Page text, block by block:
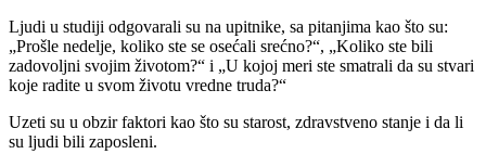
Ljudi u studiji odgovarali su na upitnike, sa pitanjima kao što su:
„Prošle nedelje, koliko ste se osećali srećno?“, „Koliko ste bili
zadovoljni svojim životom?“ i „U kojoj meri ste smatrali da su stvari
koje radite u svom životu vredne truda?“
Uzeti su u obzir faktori kao što su starost, zdravstveno stanje i da li
su ljudi bili zaposleni.